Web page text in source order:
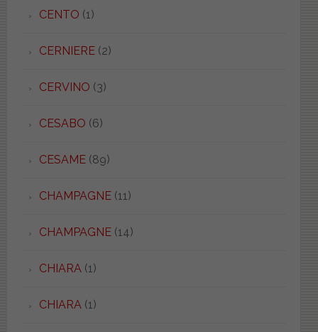
CENTO (1)
CERNIERE(2)
CERVINO (3)
CESABO (6)
CESAME(89)
CHAMPAGNE(11)
CHAMPAGNE(14)
CHIARA(1)
CHIARA(1)